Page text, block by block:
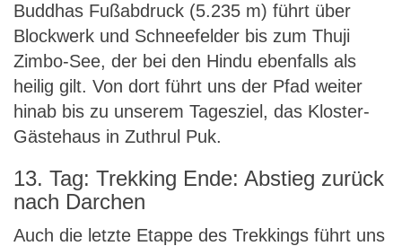
Buddhas Fußabdruck (5.235 m) führt über
Blockwerk und Schneefelder bis zum Thuji
Zimbo-See, der bei den Hindu ebenfalls als
heilig gilt. Von dort führt uns der Pfad weiter
hinab bis zu unserem Tagesziel, das Kloster-
Gästehaus in Zuthrul Puk.
13. Tag: Trekking Ende: Abstieg zurück
nach Darchen
Auch die letzte Etappe des Trekkings führt uns